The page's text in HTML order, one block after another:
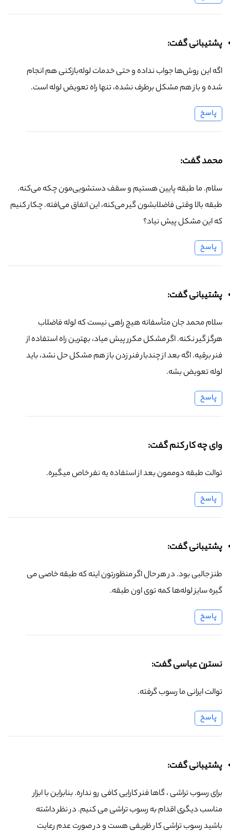
پشتیبانی گفت:
اگه این روش‌ها جواب نداده و حتی خدمات لوله‌بازکنی هم انجام
شده و باز هم مشکل برطرف نشده، تنها راه تعویض لوله است.
پاسخ
محمد گفت:
سلام. ما طبقه پایین هستیم و سقف دستشویی‌مون چکه می‌کنه.
طبقه بالا وقتی فاضلابشون گیر می‌کنه، این اتفاق می‌افته. چکار کنیم
که این مشکل پیش نیاد؟
پاسخ
پشتیبانی گفت:
سلام محمد جان متأسفانه هیچ راهی نیست که لوله فاضلاب
هرگز گیر نکنه. اگر مشکل مکرر پیش میاد، بهترین راه استفاده از
فنر برقیه. اگه بعد از چندبار فنر زدن باز هم مشکل حل نشد، باید
لوله تعویض بشه.
پاسخ
وای چه کار کنم گفت:
توالت طبقه دوممون بعد از استفاده یه نفر خاص میگیره.
پاسخ
پشتیبانی گفت:
طنز جالبی بود. در هر حال اگر منظورتون اینه که طبقه خاصی می
گیره سایز لوله‌ها کمه توی اون طبقه.
پاسخ
نسترن عباسی گفت:
توالت ایرانی ما رسوب گرفته.
پاسخ
پشتیبانی گفت:
برای رسوب تراشی ، گاها فنر کارایی کافی رو نداره. بنابراین با ابزار
مناسب دیگری اقدام به رسوب تراشی می کنیم. در نظر داشته
باشید رسوب تراشی کار ظریفی هست و در صورت عدم رعایت